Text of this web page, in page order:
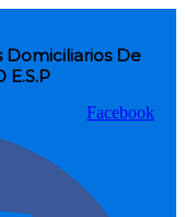
Domiciliarios De
E.S.P
Facebook